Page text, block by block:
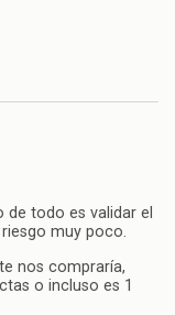
de todo es validar el
muy poco.
nos compraría,
o incluso es 1